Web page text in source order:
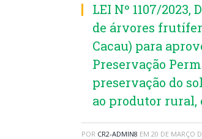
LEI Nº 1107/2023,
de árvores
Cacau) para
Preservação
preservação do
ao produtor rural,
POR CR2-ADMIN8 EM 20 DE MARÇO